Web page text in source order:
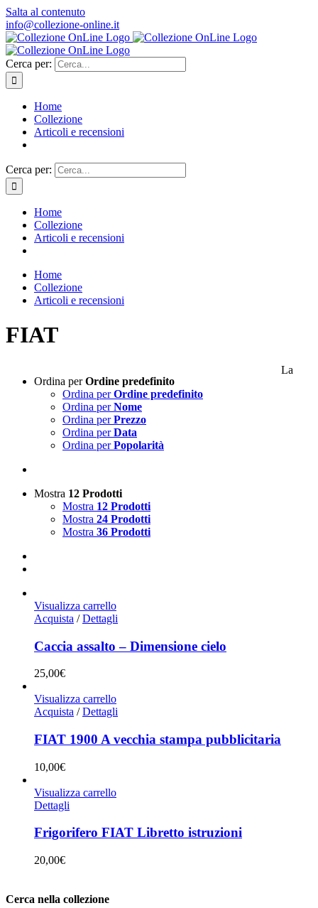
Salta al contenuto
info@collezione-online.it
Cerca per:
Home
Collezione
Articoli e recensioni
Cerca per:
Home
Collezione
Articoli e recensioni
Home
Collezione
Articoli e recensioni
FIAT
Ordina perOrdine predefinito
Ordina perOrdine predefinito
Ordina perNome
Ordina perPrezzo
Ordina perData
Ordina perPopolarità
Mostra 12 Prodotti
Mostra 12 Prodotti
Mostra 24 Prodotti
Mostra 36 Prodotti
Visualizza carrello
Acquista / Dettagli
Caccia assalto – Dimensione cielo
25,00€
Visualizza carrello
Acquista / Dettagli
FIAT 1900 A vecchia stampa pubblicitaria
10,00€
Visualizza carrello
Dettagli
Frigorifero FIAT Libretto istruzioni
20,00€
Cerca nella collezione
La